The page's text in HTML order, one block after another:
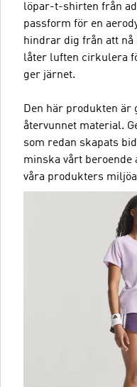
löpar-t-shirten från
passform för en
hindrar dig från att
låter luften cirkulera
ger järnet.
Den här produkten är
återvunnet material.
som redan skapats
minska vårt beroende
våra produkters